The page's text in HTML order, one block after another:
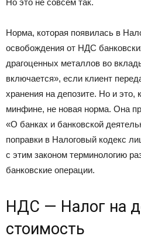
Но это не совсем так.
Норма, которая появилась в
освобождения от НДС
драгоценных металлов во
включается», если клиент
хранения на депозите. Но и это,
минфине, не новая норма. Она
«О банках и банковской
поправки в Налоговый кодекс
с этим законом терминологию
банковские операции.
НДС — Налог на
стоимость